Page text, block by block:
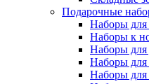
Подарочные
Наборы для
Наборы к
Наборы для
Наборы
Наборы